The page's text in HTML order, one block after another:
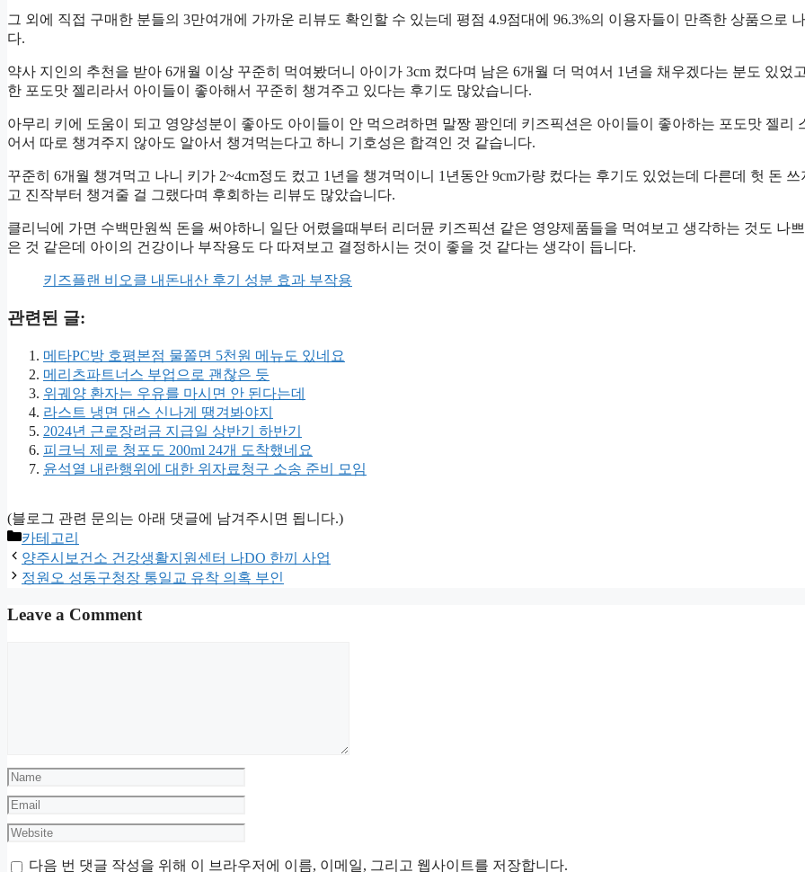
그 외에 직접 구매한 분들의 3만여개에 가까운 리뷰도 확인할 수 있는데 평점 4.9점대에 96.3%의 이용자들이 만족한 상품으로 나
다.
약사 지인의 추천을 받아 6개월 이상 꾸준히 먹여봤더니 아이가 3cm 컸다며 남은 6개월 더 먹여서 1년을 채우겠다는 분도 있었
한 포도맛 젤리라서 아이들이 좋아해서 꾸준히 챙겨주고 있다는 후기도 많았습니다.
아무리 키에 도움이 되고 영양성분이 좋아도 아이들이 안 먹으려하면 말짱 꽝인데 키즈픽션은 아이들이 좋아하는 포도맛 젤리
어서 따로 챙겨주지 않아도 알아서 챙겨먹는다고 하니 기호성은 합격인 것 같습니다.
꾸준히 6개월 챙겨먹고 나니 키가 2~4cm정도 컸고 1년을 챙겨먹이니 1년동안 9cm가량 컸다는 후기도 있었는데 다른데 헛 돈 쓰
고 진작부터 챙겨줄 걸 그랬다며 후회하는 리뷰도 많았습니다.
클리닉에 가면 수백만원씩 돈을 써야하니 일단 어렸을때부터 리더뮨 키즈픽션 같은 영양제품들을 먹여보고 생각하는 것도 나
은 것 같은데 아이의 건강이나 부작용도 다 따져보고 결정하시는 것이 좋을 것 같다는 생각이 듭니다.
키즈플랜 비오클 내돈내산 후기 성분 효과 부작용
관련된 글:
메타PC방 호평본점 물쫄면 5천원 메뉴도 있네요
메리츠파트너스 부업으로 괜찮은 듯
위궤양 환자는 우유를 마시면 안 된다는데
라스트 냉면 댄스 신나게 땡겨봐야지
2024년 근로장려금 지급일 상반기 하반기
피크닉 제로 청포도 200ml 24개 도착했네요
윤석열 내란행위에 대한 위자료청구 소송 준비 모임
(블로그 관련 문의는 아래 댓글에 남겨주시면 됩니다.)
Categories
카테고리
양주시보건소 건강생활지원센터 나DO 한끼 사업
정원오 성동구청장 통일교 유착 의혹 부인
Leave a Comment
Name
Email
Website
다음 번 댓글 작성을 위해 이 브라우저에 이름, 이메일, 그리고 웹사이트를 저장합니다.